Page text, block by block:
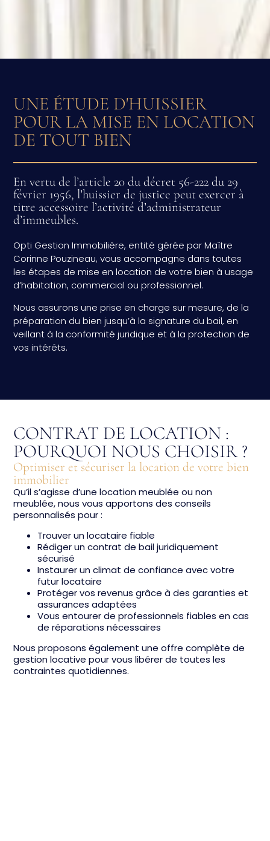
UNE ÉTUDE D'HUISSIER
POUR LA MISE EN LOCATION
DE TOUT BIEN
En vertu de l’article 20 du décret 56-222 du 29
février 1956, l’huissier de justice peut exercer à
titre accessoire l’activité d’administrateur
d’immeubles.
Opti Gestion Immobilière, entité gérée par Maître
Corinne Pouzineau, vous accompagne dans toutes
les étapes de mise en location de votre bien à usage
d’habitation, commercial ou professionnel.
Nous assurons une prise en charge sur mesure, de la
préparation du bien jusqu’à la signature du bail, en
veillant à la conformité juridique et à la protection de
vos intérêts.
CONTRAT DE LOCATION :
POURQUOI NOUS CHOISIR ?
Optimiser et sécuriser la location de votre bien
immobilier
Qu’il s’agisse d’une location meublée ou non
meublée, nous vous apportons des conseils
personnalisés pour :
Trouver un locataire fiable
Rédiger un contrat de bail juridiquement
sécurisé
Instaurer un climat de confiance avec votre
futur locataire
Protéger vos revenus grâce à des garanties et
assurances adaptées
Vous entourer de professionnels fiables en cas
de réparations nécessaires
Nous proposons également une offre complète de
gestion locative pour vous libérer de toutes les
contraintes quotidiennes.